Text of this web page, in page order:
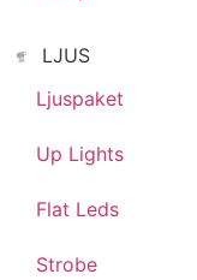
LJUS
Ljuspaket
Up Lights
Flat Leds
Strobe